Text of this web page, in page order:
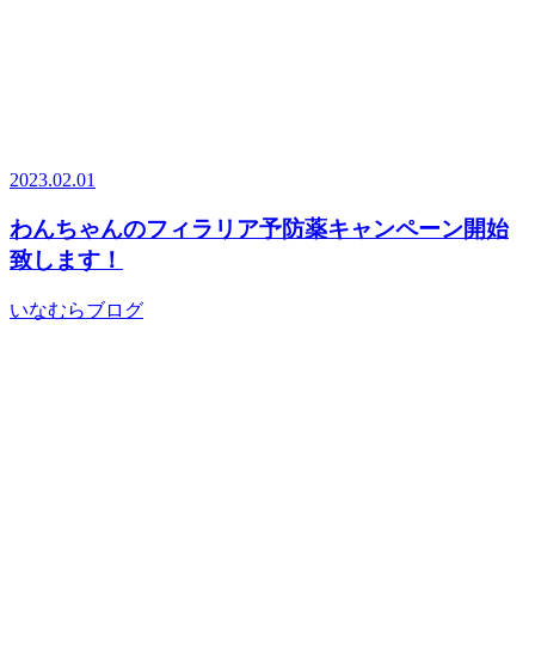
2023.02.01
わんちゃんのフィラリア予防薬キャンペーン開始
致します！
いなむらブログ